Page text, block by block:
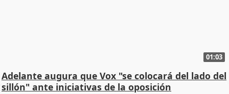
01:03
Adelante augura que Vox "se colocará del lado del
sillón" ante iniciativas de la oposición